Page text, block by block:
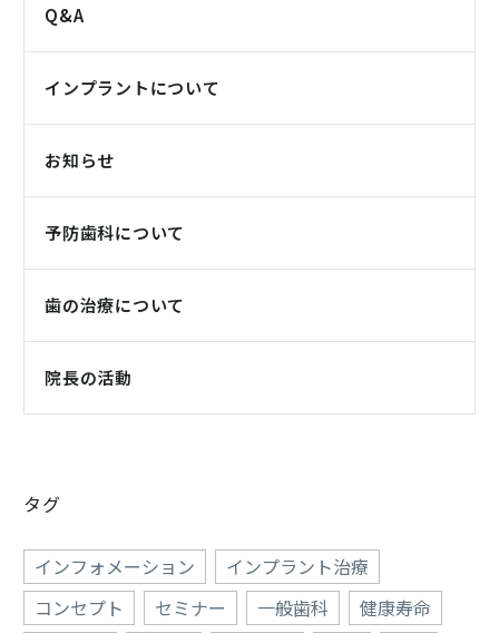
Q&A
インプラントについて
お知らせ
予防歯科について
歯の治療について
院長の活動
タグ
インフォメーション
インプラント治療
コンセプト
セミナー 一般歯科
健康寿命